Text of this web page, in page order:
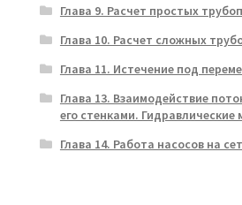
Глава 9. Расчет простых
Глава 10. Расчет сложных
Глава 11. Истечение под
Глава 13. Взаимодействие
его стенками.
Глава 14. Работа насосов на